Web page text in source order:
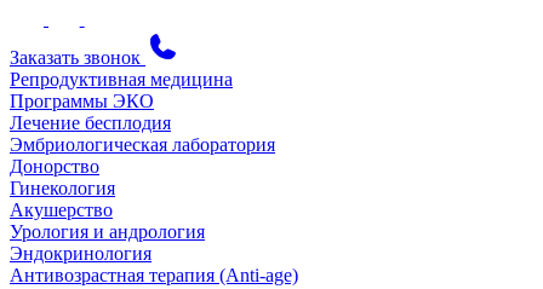
Заказать звонок
Репродуктивная медицина
Программы ЭКО
Лечение бесплодия
Эмбриологическая лаборатория
Донорство
Гинекология
Акушерство
Урология и андрология
Эндокринология
Антивозрастная терапия (Anti-age)